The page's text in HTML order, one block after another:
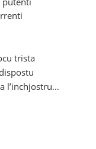
trista
l’inchjostru…